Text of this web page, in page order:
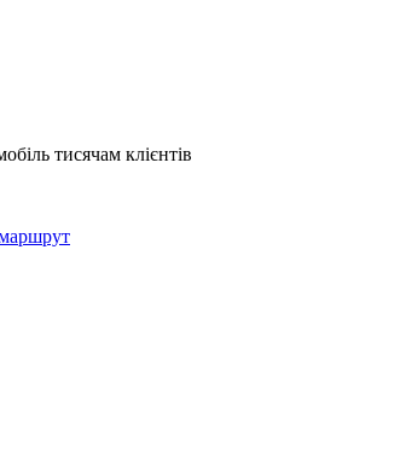
тисячам клієнтів